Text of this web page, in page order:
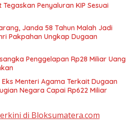
Tegaskan Penyaluran KIP Sesuai
Janda 58 Tahun Malah Jadi
Pakpahan Ungkap Dugaan
Penggelapan Rp28 Miliar Uang
Eks Menteri Agama Terkait Dugaan
Negara Capai Rp622 Miliar
di Bloksumatera.com